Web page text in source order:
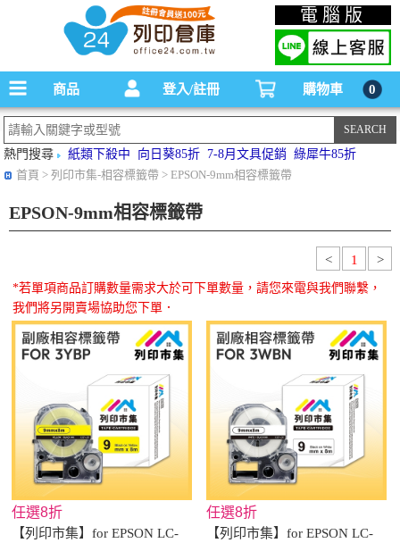
碳粉匣，墨水匣,原廠碳粉匣，副廠碳粉匣，環保碳粉匣,連續供墨印表機-office24列印
倉庫線上購物手機版
電腦版
商品 登入/註冊 購物車 0
熱門搜尋 紙類下殺中 向日葵85折 7-8月文具促銷
綠犀牛85折
首頁 > 列印市集-相容標籤帶 > EPSON-9mm相容標籤帶
EPSON-9mm相容標籤帶
< 1 >
*若單項商品訂購數量需求大於可下單數量，請您來電與我們聯繫，
我們將另開賣場協助您下單．
任選8折
【列印市集】for EPSON LC-
任選8折
【列印市集】for EPSON LC-